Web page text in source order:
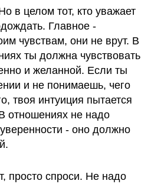
в целом тот, кто уважает
Главное -
чувствам, они не врут. В
ты должна чувствовать
и желанной. Если ты
и не понимаешь, чего
твоя интуиция пытается
отношениях не надо
- оно должно
просто спроси. Не надо